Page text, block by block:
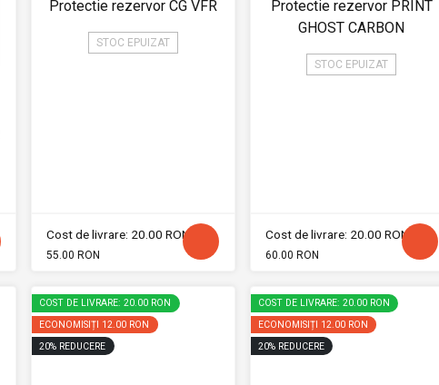
Protectie rezervor CG VFR
STOC EPUIZAT
Cost de livrare: 20.00 RON
55.00 RON
Protectie rezervor PRINT
GHOST CARBON
STOC EPUIZAT
Cost de livrare: 20.00 RON
60.00 RON
COST DE LIVRARE: 20.00 RON
ECONOMISIȚI 12.00 RON
20% REDUCERE
COST DE LIVRARE: 20.00 RON
ECONOMISIȚI 12.00 RON
20% REDUCERE